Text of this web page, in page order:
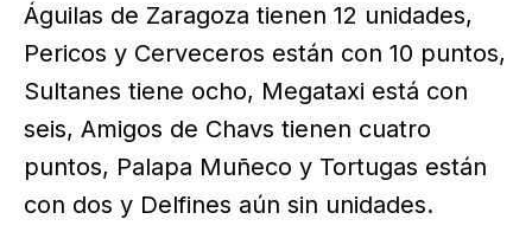
Águilas de Zaragoza tienen 12 unidades,
Pericos y Cerveceros están con 10 puntos,
Sultanes tiene ocho, Megataxi está con
seis, Amigos de Chavs tienen cuatro
puntos, Palapa Muñeco y Tortugas están
con dos y Delfines aún sin unidades.